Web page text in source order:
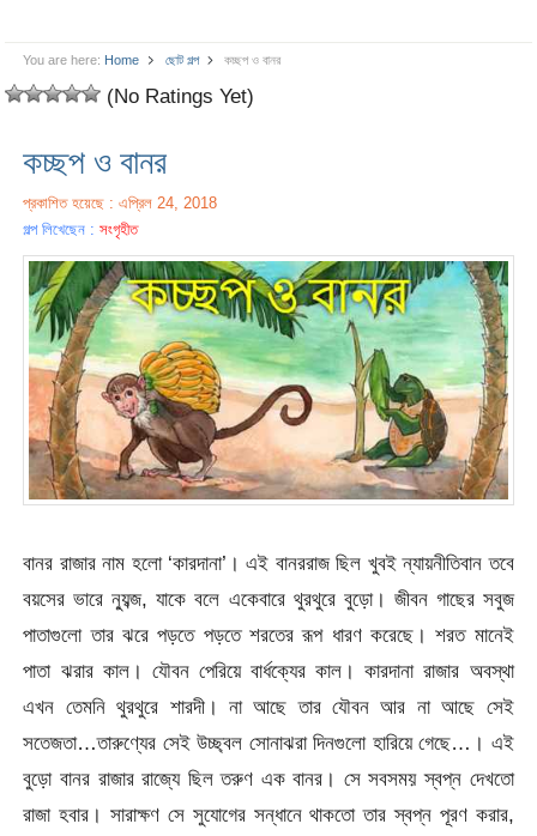
You are here: Home ছোট গল্প কচ্ছপ ও বানর
(No Ratings Yet)
কচ্ছপ ও বানর
প্রকাশিত হয়েছে : এপ্রিল 24, 2018
গল্প লিখেছেন :সংগৃহীত
বানর রাজার নাম হলো ‘কারদানা’। এই বানররাজ ছিল খুবই ন্যায়নীতিবান তবে
বয়সের ভারে ন্যুব্জ, যাকে বলে একেবারে থুরথুরে বুড়ো। জীবন গাছের সবুজ
পাতাগুলো তার ঝরে পড়তে পড়তে শরতের রূপ ধারণ করেছে। শরত মানেই
পাতা ঝরার কাল। যৌবন পেরিয়ে বার্ধক্যের কাল। কারদানা রাজার অবস্থা
এখন তেমনি থুরথুরে শারদী। না আছে তার যৌবন আর না আছে সেই
সতেজতা…তারুণ্যের সেই উচ্ছ্বল সোনাঝরা দিনগুলো হারিয়ে গেছে…। এই
বুড়ো বানর রাজার রাজ্যে ছিল তরুণ এক বানর। সে সবসময় স্বপ্ন দেখতো
রাজা হবার। সারাক্ষণ সে সুযোগের সন্ধানে থাকতো তার স্বপ্ন পূরণ করার,